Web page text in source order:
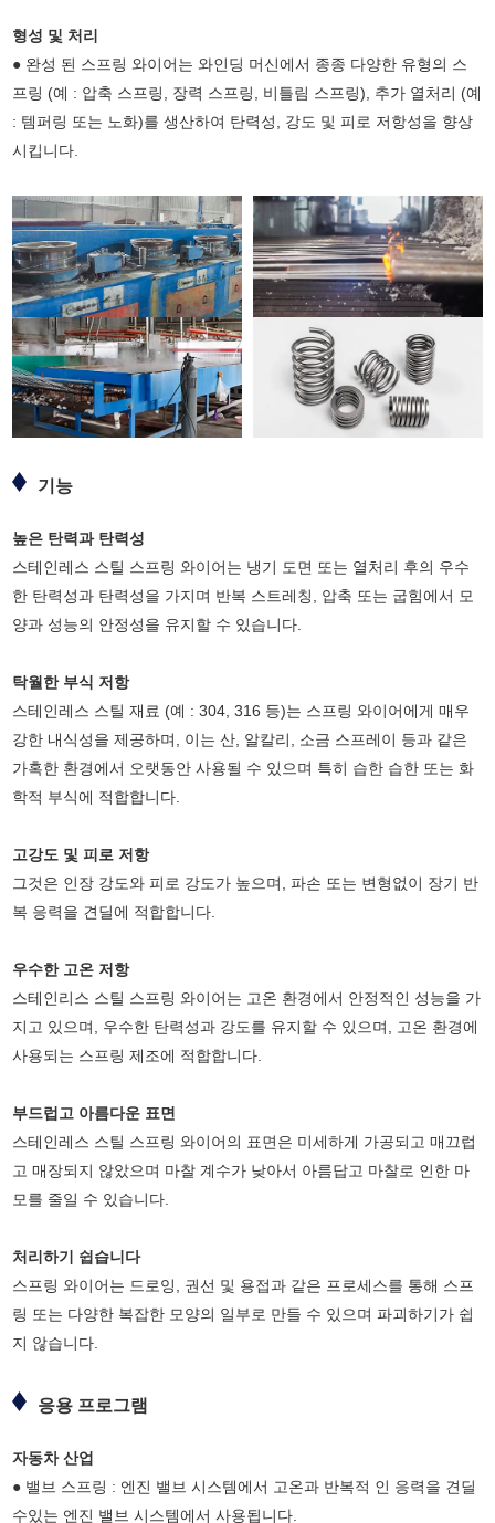
형성 및 처리
● 완성 된 스프링 와이어는 와인딩 머신에서 종종 다양한 유형의 스
프링 (예 : 압축 스프링, 장력 스프링, 비틀림 스프링), 추가 열처리 (예
: 템퍼링 또는 노화)를 생산하여 탄력성, 강도 및 피로 저항성을 향상
시킵니다.
기능
높은 탄력과 탄력성
스테인레스 스틸 스프링 와이어는 냉기 도면 또는 열처리 후의 우수
한 탄력성과 탄력성을 가지며 반복 스트레칭, 압축 또는 굽힘에서 모
양과 성능의 안정성을 유지할 수 있습니다.
탁월한 부식 저항
스테인레스 스틸 재료 (예 : 304, 316 등)는 스프링 와이어에게 매우
강한 내식성을 제공하며, 이는 산, 알칼리, 소금 스프레이 등과 같은
가혹한 환경에서 오랫동안 사용될 수 있으며 특히 습한 습한 또는 화
학적 부식에 적합합니다.
고강도 및 피로 저항
그것은 인장 강도와 피로 강도가 높으며, 파손 또는 변형없이 장기 반
복 응력을 견딜에 적합합니다.
우수한 고온 저항
스테인리스 스틸 스프링 와이어는 고온 환경에서 안정적인 성능을 가
지고 있으며, 우수한 탄력성과 강도를 유지할 수 있으며, 고온 환경에
사용되는 스프링 제조에 적합합니다.
부드럽고 아름다운 표면
스테인레스 스틸 스프링 와이어의 표면은 미세하게 가공되고 매끄럽
고 매장되지 않았으며 마찰 계수가 낮아서 아름답고 마찰로 인한 마
모를 줄일 수 있습니다.
처리하기 쉽습니다
스프링 와이어는 드로잉, 권선 및 용접과 같은 프로세스를 통해 스프
링 또는 다양한 복잡한 모양의 일부로 만들 수 있으며 파괴하기가 쉽
지 않습니다.
응용 프로그램
자동차 산업
● 밸브 스프링 : 엔진 밸브 시스템에서 고온과 반복적 인 응력을 견딜
수있는 엔진 밸브 시스템에서 사용됩니다.